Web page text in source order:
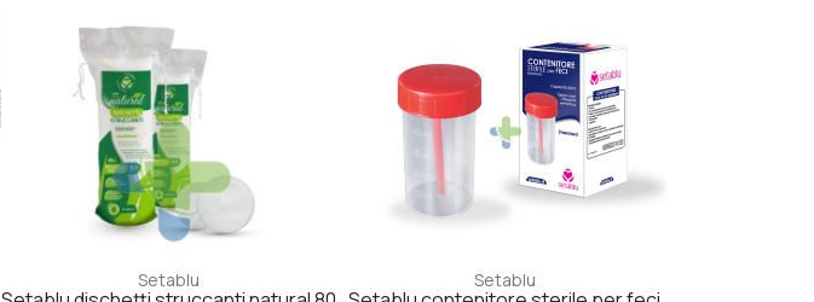
Setablu Setablu